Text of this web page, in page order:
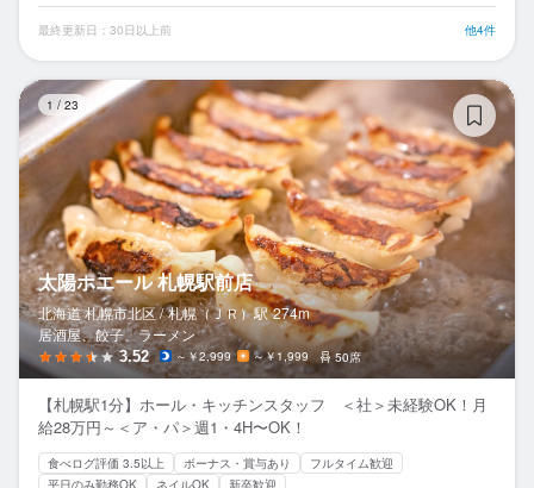
最終更新日：30日以上前 他4件
1 / 23
太陽ホエール 札幌駅前店
北海道 札幌市北区 / 札幌（ＪＲ）駅 274m
居酒屋、餃子、ラーメン
3.52 ～￥2,999 ～￥1,999 50席
【札幌駅1分】ホール・キッチンスタッフ ＜社＞未経験OK！月
給28万円～＜ア・パ＞週1・4H〜OK！
食べログ評価 3.5以上 ボーナス・賞与あり
フルタイム歓迎
平日のみ勤務OK
ネイルOK 新卒歓迎